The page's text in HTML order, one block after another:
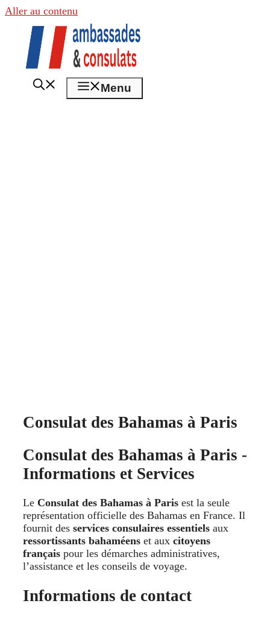
Aller au contenu
Menu
Consulat des Bahamas à Paris
Consulat des Bahamas à Paris -
Informations et Services
Le Consulat des Bahamas à Paris est la seule
représentation officielle des Bahamas en France. Il
fournit des services consulaires essentiels aux
ressortissants bahaméens et aux citoyens
français pour les démarches administratives,
l’assistance et les conseils de voyage.
Informations de contact